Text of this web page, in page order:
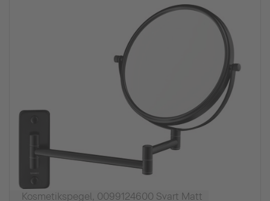
Kosmetikspegel, 0099124600 Svart Matt